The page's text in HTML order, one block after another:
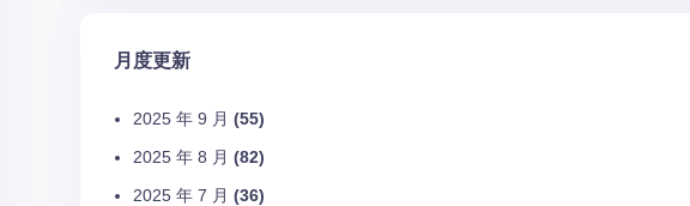
月度更新
2025 年 9 月 (55)
2025 年 8 月 (82)
2025 年 7 月 (36)